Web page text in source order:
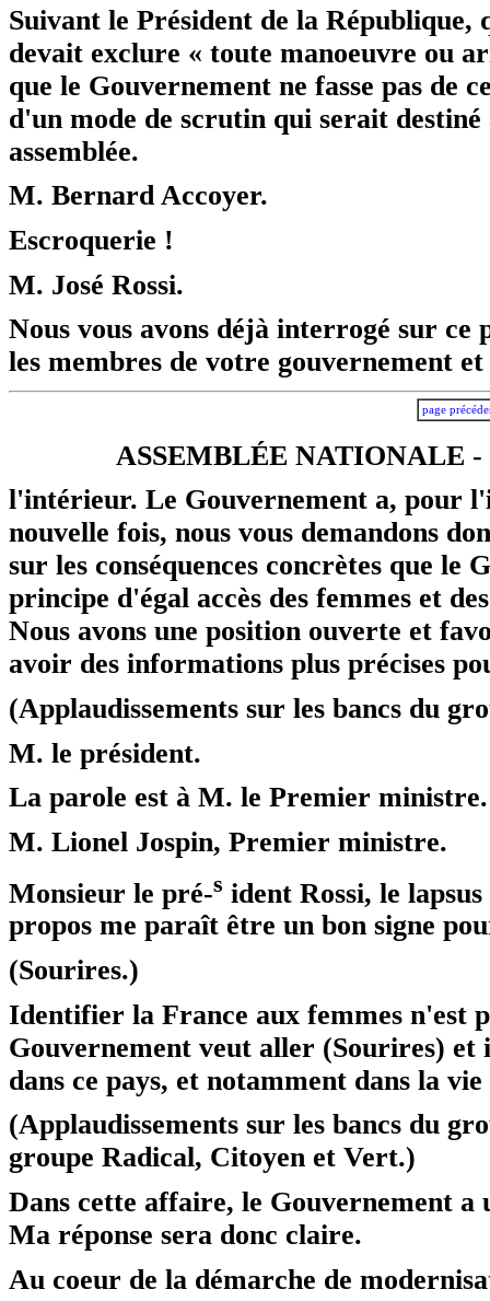
Suivant le Président de la
devait exclure « toute manoeuvre ou
que le Gouvernement ne fasse pas
d'un mode de scrutin qui serait
assemblée.
M. Bernard Accoyer.
Escroquerie !
M. José Rossi.
Nous vous avons déjà interrogé sur
les membres de votre gouvernement
page
ASSEMBLÉE NATIONALE -
l'intérieur. Le Gouvernement a, pour
nouvelle fois, nous vous demandons
sur les conséquences concrètes que
principe d'égal accès des femmes et
Nous avons une position ouverte et
avoir des informations plus précises
(Applaudissements sur les bancs du
M. le président.
La parole est à M. le Premier ministre.
M. Lionel Jospin, Premier ministre.
Monsieur le pré-s ident Rossi, le
propos me paraît être un bon signe
(Sourires.)
Identifier la France aux femmes n'est
Gouvernement veut aller (Sourires) et
dans ce pays, et notamment dans la
(Applaudissements sur les bancs du
groupe Radical, Citoyen et Vert.)
Dans cette affaire, le Gouvernement a
Ma réponse sera donc claire.
Au coeur de la démarche de